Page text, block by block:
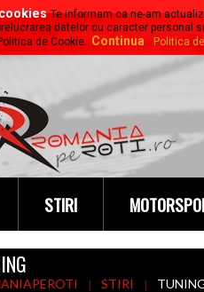
STIRI
STIRI
Te informam ca ne-am
datelor cu caracter personal
de Cookie. Continua Politica